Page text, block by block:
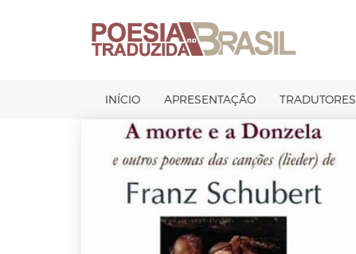
INÍCIO APRESENTAÇÃO TRADUTORES